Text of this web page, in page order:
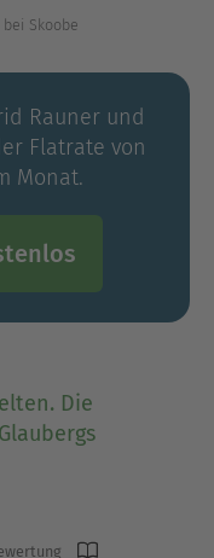
Skoobe
Rauner und
Flatrate von
Monat.
Die